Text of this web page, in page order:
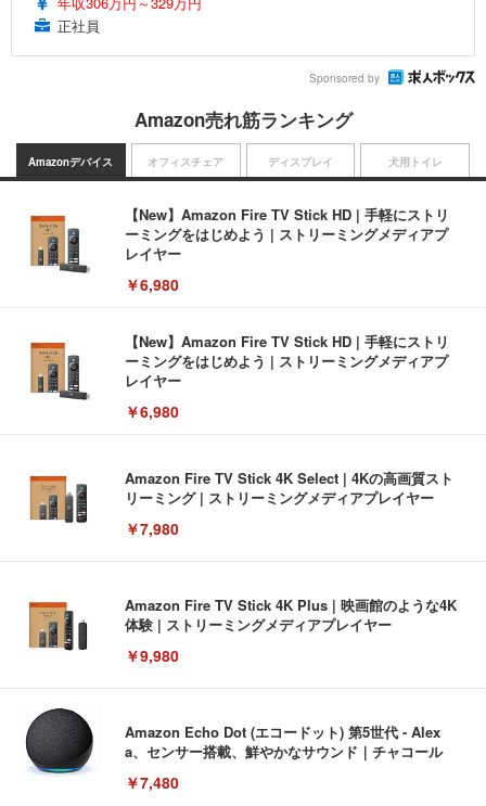
正社員
Sponsored by
Amazon売れ筋ランキング
Amazonデバイス
【New】Amazon Fire TV Stick HD | 手軽にストリ
ーミングをはじめよう | ストリーミングメディアプ
レイヤー
￥6,980
【New】Amazon Fire TV Stick HD | 手軽にストリ
ーミングをはじめよう | ストリーミングメディアプ
レイヤー
￥6,980
Amazon Fire TV Stick 4K Select | 4Kの高画質スト
リーミング | ストリーミングメディアプレイヤー
￥7,980
Amazon Fire TV Stick 4K Plus | 映画館のような4K
体験 | ストリーミングメディアプレイヤー
￥9,980
Amazon Echo Dot (エコードット) 第5世代 - Alex
a、センサー搭載、鮮やかなサウンド｜チャコール
￥7,480
オフィスチェア ディスプレイ 犬用トイレ